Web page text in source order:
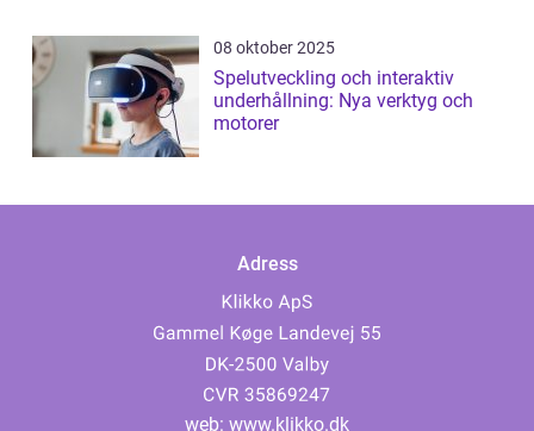
08 oktober 2025
Spelutveckling och interaktiv
underhållning: Nya verktyg och
motorer
Adress
web: www.klikko.dk